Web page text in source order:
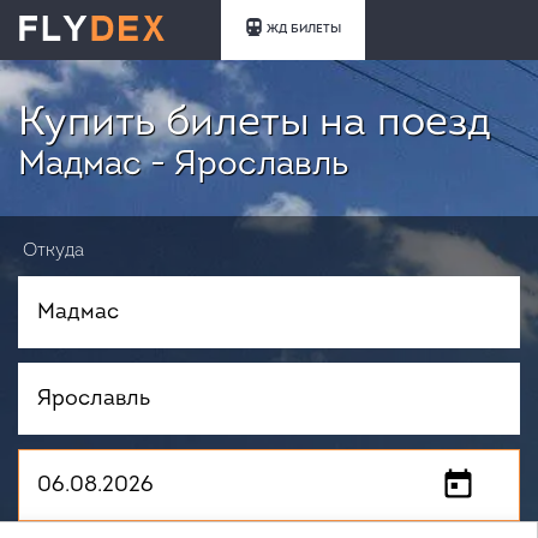
ЖД БИЛЕТЫ
Купить билеты на поезд
Мадмас - Ярославль
Откуда